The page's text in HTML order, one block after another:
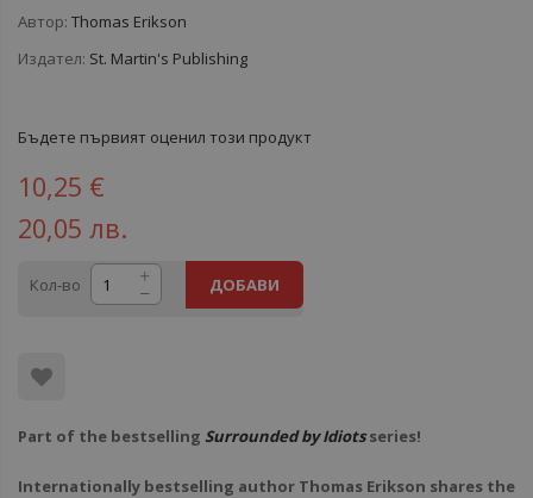
Автор: Thomas Erikson
Издател: St. Martin's Publishing
Бъдете първият оценил този продукт
10,25 €
20,05 лв.
Кол-во ДОБАВИ
Part of the bestselling Surrounded by Idiotsseries!
Internationally bestselling author Thomas Erikson shares the